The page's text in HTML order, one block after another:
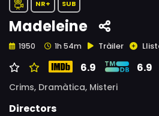
NR+ SUB
Madeleine
1950 1h 54m Tràiler
6.9 6.9
Crims, Dramàtica, Misteri
Directors